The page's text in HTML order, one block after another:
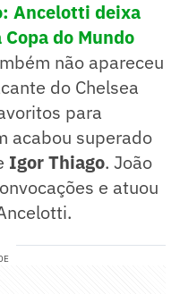
Ancelotti deixa
do Mundo
não apareceu
do Chelsea
para
acabou superado
Igor Thiago. João
e atuou